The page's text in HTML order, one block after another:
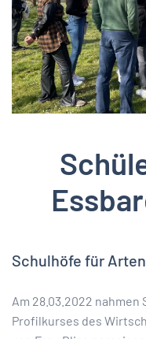
Schulhöfe für
Am 28.03.2022 nahmen
Profilkurses des